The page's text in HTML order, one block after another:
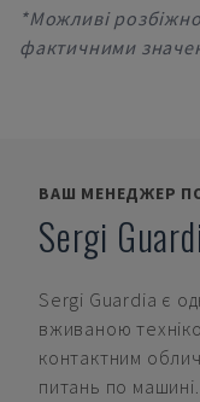
*Можливі
фактичними
ВАШ МЕНЕДЖЕР
Sergi
Sergi Guardia є
вживаною
контактним
питань по